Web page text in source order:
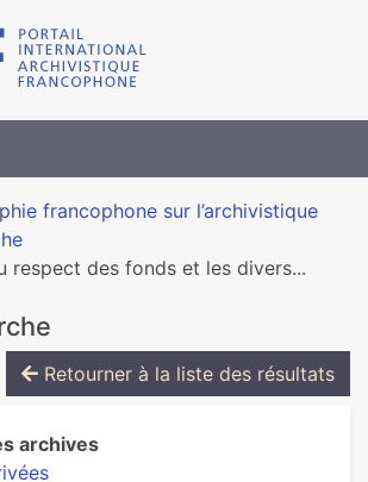
francophone sur l’archivistique
respect des fonds et les divers...
Retourner à la liste des résultats
archives